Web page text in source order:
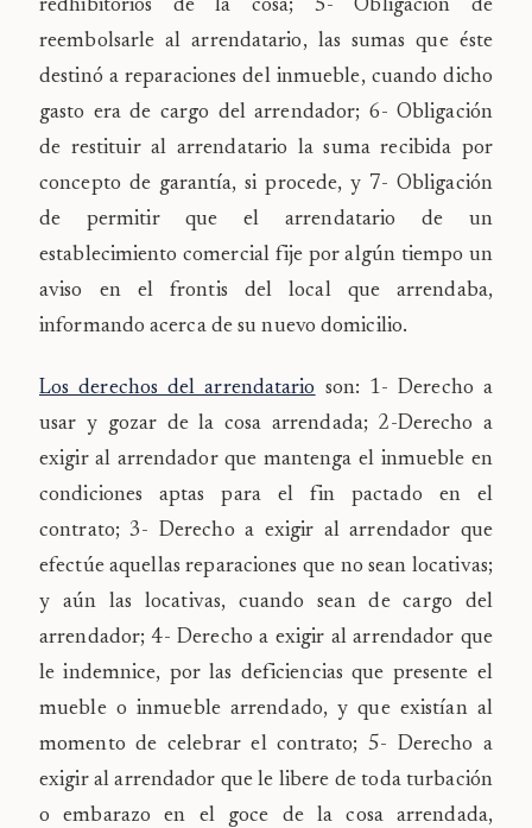
redhibitorios de la cosa; 5- Obligación de
reembolsarle al arrendatario, las sumas que éste
destinó a reparaciones del inmueble, cuando dicho
gasto era de cargo del arrendador; 6- Obligación
de restituir al arrendatario la suma recibida por
concepto de garantía, si procede, y 7- Obligación
de permitir que el arrendatario de un
establecimiento comercial fije por algún tiempo un
aviso en el frontis del local que arrendaba,
informando acerca de su nuevo domicilio.
Los derechos del arrendatario son: 1-Derecho a
usar y gozar de la cosa arrendada; 2-Derecho a
exigir al arrendador que mantenga el inmueble en
condiciones aptas para el fin pactado en el
contrato; 3- Derecho a exigir al arrendador que
efectúe aquellas reparaciones que no sean locativas;
y aún las locativas, cuando sean de cargo del
arrendador; 4-Derecho a exigir al arrendador que
le indemnice, por las deficiencias que presente el
mueble o inmueble arrendado, y que existían al
momento de celebrar el contrato; 5- Derecho a
exigir al arrendador que le libere de toda turbación
o embarazo en el goce de la cosa arrendada,